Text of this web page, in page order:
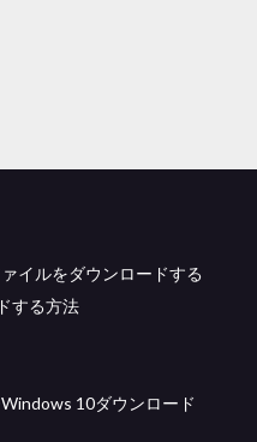
イルをダウンロードする
する方法
10ダウンロード